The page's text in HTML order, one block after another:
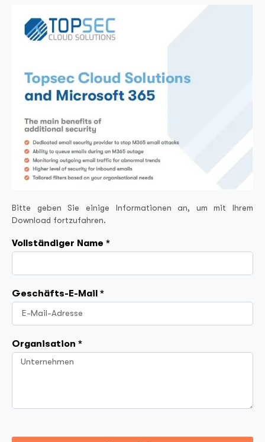
Bitte geben Sie einige Informationen an, um mit Ihrem
Download fortzufahren.
Vollständiger Name *
Geschäfts-E-Mail *
Organisation *